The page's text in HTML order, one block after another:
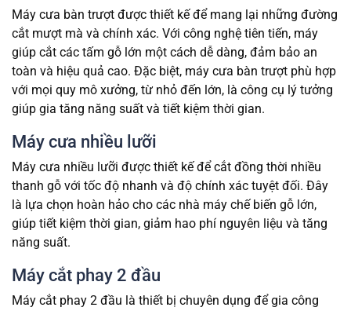
Máy cưa bàn trượt được thiết kế để mang lại những đường
cắt mượt mà và chính xác. Với công nghệ tiên tiến, máy
giúp cắt các tấm gỗ lớn một cách dễ dàng, đảm bảo an
toàn và hiệu quả cao. Đặc biệt, máy cưa bàn trượt phù hợp
với mọi quy mô xưởng, từ nhỏ đến lớn, là công cụ lý tưởng
giúp gia tăng năng suất và tiết kiệm thời gian.
Máy cưa nhiều lưỡi
Máy cưa nhiều lưỡi được thiết kế để cắt đồng thời nhiều
thanh gỗ với tốc độ nhanh và độ chính xác tuyệt đối. Đây
là lựa chọn hoàn hảo cho các nhà máy chế biến gỗ lớn,
giúp tiết kiệm thời gian, giảm hao phí nguyên liệu và tăng
năng suất.
Máy cắt phay 2 đầu
Máy cắt phay 2 đầu là thiết bị chuyên dụng để gia công